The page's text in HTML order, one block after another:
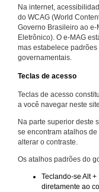
Na internet,
do WCAG (World
Governo Brasileiro ao
Eletrônico). O e-MAG
mas estabelece
governamentais.
Teclas de acesso
Teclas de acesso
a você navegar neste
Na parte superior deste
se encontram atalhos
alterar o contraste.
Os atalhos padrões do
Teclando-se Alt
diretamente ao